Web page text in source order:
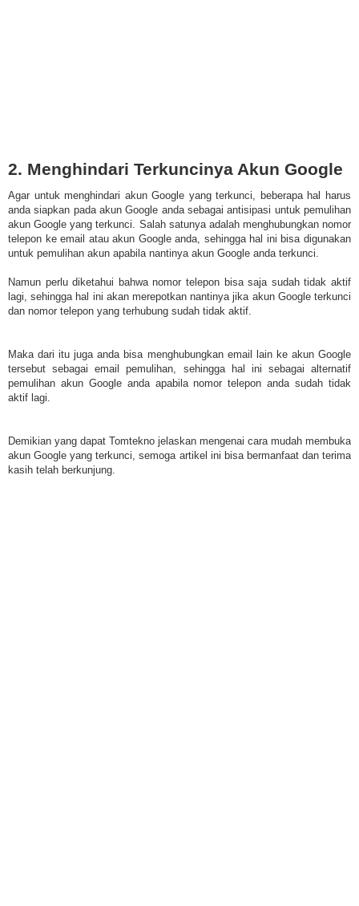
2. Menghindari Terkuncinya Akun Google
Agar untuk menghindari akun Google yang terkunci, beberapa hal harus
anda siapkan pada akun Google anda sebagai antisipasi untuk pemulihan
akun Google yang terkunci. Salah satunya adalah menghubungkan nomor
telepon ke email atau akun Google anda, sehingga hal ini bisa digunakan
untuk pemulihan akun apabila nantinya akun Google anda terkunci.
Namun perlu diketahui bahwa nomor telepon bisa saja sudah tidak aktif
lagi, sehingga hal ini akan merepotkan nantinya jika akun Google terkunci
dan nomor telepon yang terhubung sudah tidak aktif.
Maka dari itu juga anda bisa menghubungkan email lain ke akun Google
tersebut sebagai email pemulihan, sehingga hal ini sebagai alternatif
pemulihan akun Google anda apabila nomor telepon anda sudah tidak
aktif lagi.
Demikian yang dapat Tomtekno jelaskan mengenai cara mudah membuka
akun Google yang terkunci, semoga artikel ini bisa bermanfaat dan terima
kasih telah berkunjung.